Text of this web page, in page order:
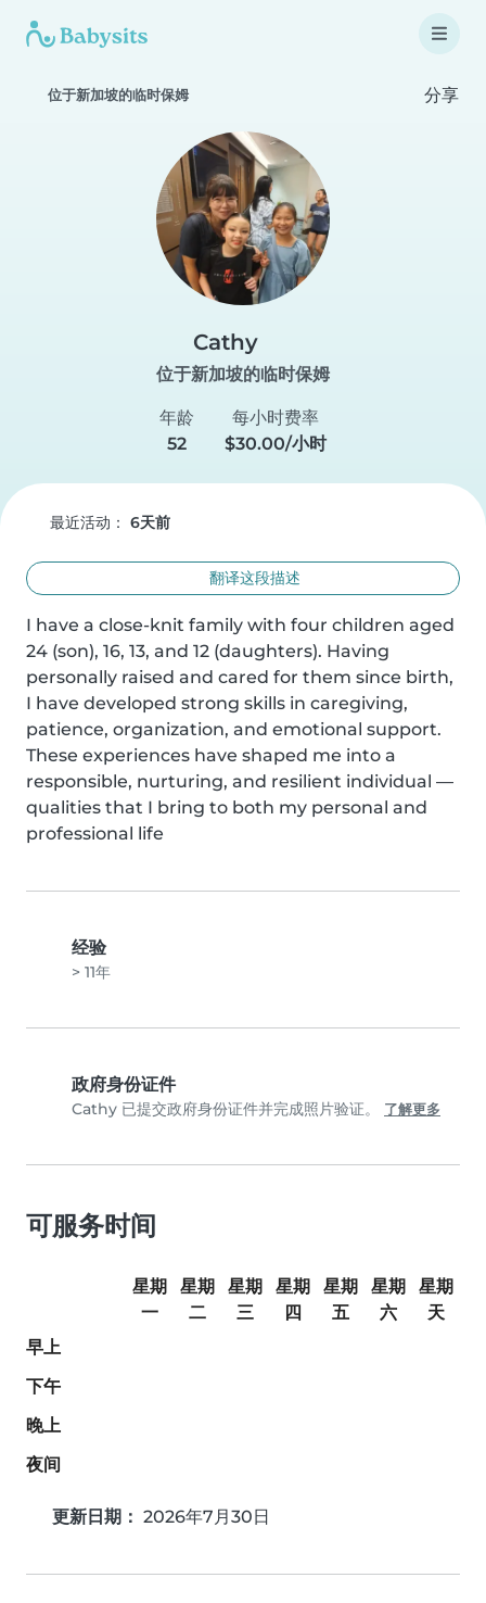
位于新加坡的临时保姆 分享
Cathy
位于新加坡的临时保姆
年龄
52
每小时费率
$30.00/小时
最近活动： 6天前
翻译这段描述
I have a close-knit family with four children aged
24 (son), 16, 13, and 12 (daughters). Having
personally raised and cared for them since birth,
I have developed strong skills in caregiving,
patience, organization, and emotional support.
These experiences have shaped me into a
responsible, nurturing, and resilient individual —
qualities that I bring to both my personal and
professional life
经验
> 11年
政府身份证件
Cathy 已提交政府身份证件并完成照片验证。 了解更多
可服务时间
星期
一
星期
二
星期
三
星期
四
星期
五
星期
六
星期
天
早上
下午
晚上
夜间
更新日期： 2026年7月30日